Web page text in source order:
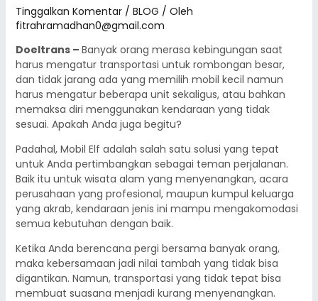
Tinggalkan Komentar / BLOG / Oleh
fitrahramadhan0@gmail.com
Doeltrans – Banyak orang merasa kebingungan saat
harus mengatur transportasi untuk rombongan besar,
dan tidak jarang ada yang memilih mobil kecil namun
harus mengatur beberapa unit sekaligus, atau bahkan
memaksa diri menggunakan kendaraan yang tidak
sesuai. Apakah Anda juga begitu?
Padahal, Mobil Elf adalah salah satu solusi yang tepat
untuk Anda pertimbangkan sebagai teman perjalanan.
Baik itu untuk wisata alam yang menyenangkan, acara
perusahaan yang profesional, maupun kumpul keluarga
yang akrab, kendaraan jenis ini mampu mengakomodasi
semua kebutuhan dengan baik.
Ketika Anda berencana pergi bersama banyak orang,
maka kebersamaan jadi nilai tambah yang tidak bisa
digantikan. Namun, transportasi yang tidak tepat bisa
membuat suasana menjadi kurang menyenangkan.